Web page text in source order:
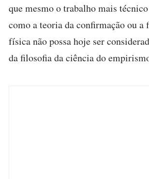
que mesmo o trabalho mais
como a teoria da confirmação ou a
física não possa hoje ser
da filosofia da ciência do